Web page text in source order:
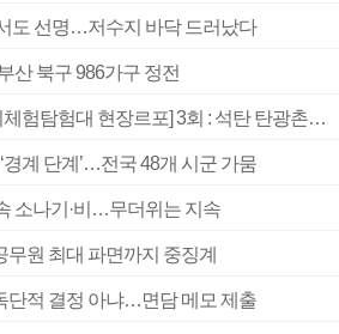
도 선명…저수지 바닥 드러났다
산 북구 986가구 정전
[2026 부산청소년극지체험탐험대 현장르포] 3회 : 석탄 탄광촌에서 북극 연구의 중심지로
경계 단계’…전국 48개 시군 가뭄
소나기·비…무더위는 지속
무원 최대 파면까지 중징계
단적 결정 아냐…면담 메모 제출